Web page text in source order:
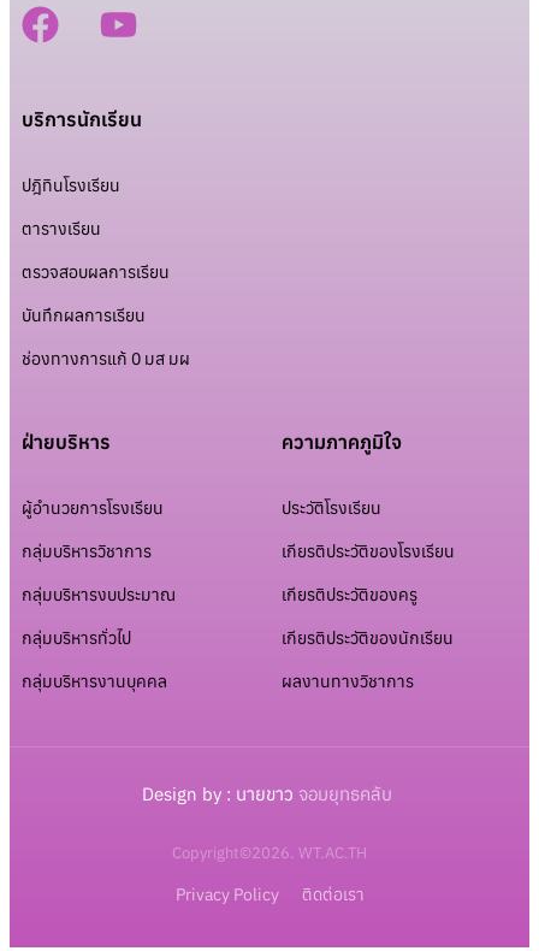
บริการนักเรียน
ปฎิทินโรงเรียน
ตารางเรียน
ตรวจสอบผลการเรียน
บันทึกผลการเรียน
ช่องทางการแก้ 0 มส มผ
ฝ่ายบริหาร
ผู้อำนวยการโรงเรียน
กลุ่มบริหารวิชาการ
กลุ่มบริหารงบประมาณ
กลุ่มบริหารทั่วไป
กลุ่มบริหารงานบุคคล
ความภาคภูมิใจ
ประวัติโรงเรียน
เกียรติประวัติของโรงเรียน
เกียรติประวัติของครู
เกียรติประวัติของนักเรียน
ผลงานทางวิชาการ
Design by : นายขาว จอมยุทธคลับ
Copyright©2026. WT.AC.TH
Privacy Policy ติดต่อเรา